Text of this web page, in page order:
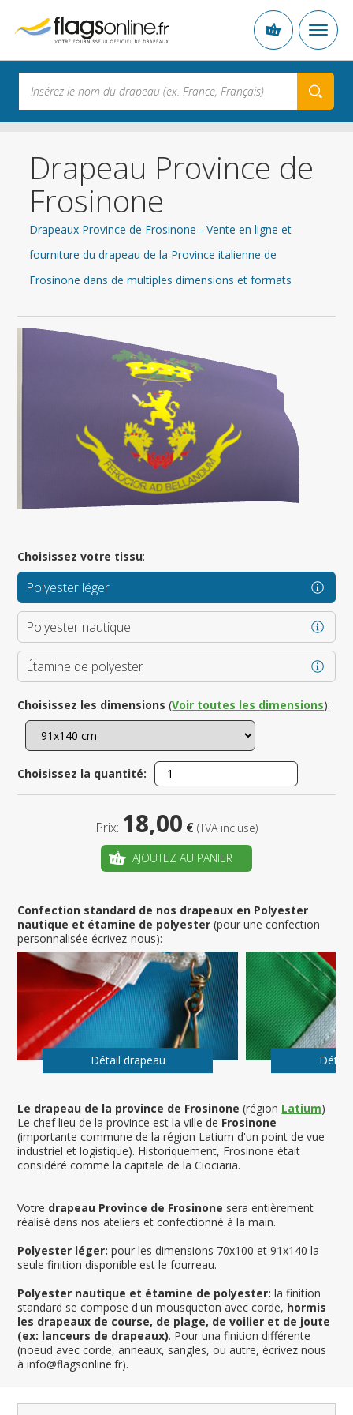
Drapeau Province de
Frosinone
Drapeaux Province de Frosinone - Vente en ligne et
fourniture du drapeau de la Province italienne de
Frosinone dans de multiples dimensions et formats
Le drapeau de la province de Frosinone (région Latium)
Le chef lieu de la province est la ville de Frosinone
(importante commune de la région Latium d'un point de vue
industriel et logistique). Historiquement, Frosinone était
considéré comme la capitale de la Ciociaria.
Votre drapeau Province de Frosinone sera entièrement
réalisé dans nos ateliers et confectionné à la main.
Polyester léger: pour les dimensions 70x100 et 91x140 la
seule finition disponible est le fourreau.
Polyester nautique et étamine de polyester: la finition
standard se compose d'un mousqueton avec corde, hormis
les drapeaux de course, de plage, de voilier et de joute
(ex: lanceurs de drapeaux). Pour una finition différente
(noeud avec corde, anneaux, sangles, ou autre, écrivez nous
à info@flagsonline.fr).
Choisissez votre tissu:
Polyester léger
Polyester nautique
Étamine de polyester
Choisissez les dimensions (Voir toutes les dimensions):
Choisissez la quantité:
Prix: 18,00 € (TVA incluse)
AJOUTEZ AU PANIER
Confection standard de nos drapeaux en Polyester
nautique et étamine de polyester(pour une confection
personnalisée écrivez-nous):
Détail drapeau Détail